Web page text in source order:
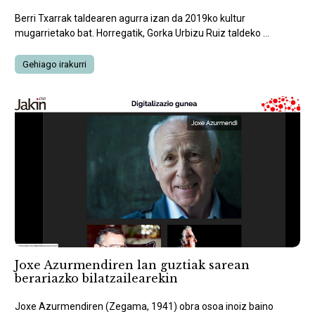
Berri Txarrak taldearen agurra izan da 2019ko kultur
mugarrietako bat. Horregatik, Gorka Urbizu Ruiz taldeko ...
Gehiago irakurri
Joxe Azurmendiren lan guztiak sarean
berariazko bilatzailearekin
Joxe Azurmendiren (Zegama, 1941) obra osoa inoiz baino